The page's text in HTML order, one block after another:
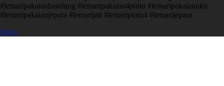
#lemaripakaianbandung #lemaripakaian4pintu #lemaripakaianukir
#lemaripakaianjepara #lemarijati #lemaripintu4 #lemarijepara
Open